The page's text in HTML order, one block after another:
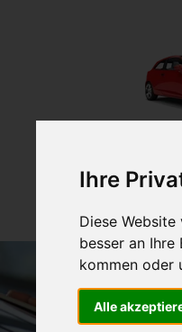
Ihre
Diese
besser an Ihre
kommen oder
Alle